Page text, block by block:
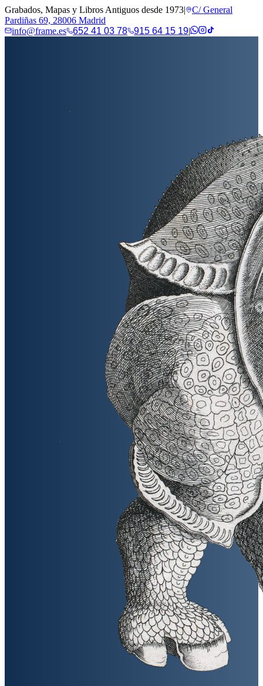
Grabados, Mapas y Libros Antiguos desde 1973|
C/ General
Pardiñas 69, 28006 Madrid
info@frame.es
652 41 03 78 915 64 15 19|